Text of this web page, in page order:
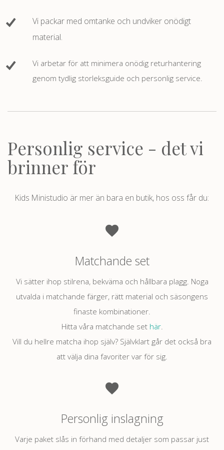
Vi packar med omtanke och undviker onödigt
material.
Vi arbetar för att minimera onödig returhantering
genom tydlig storleksguide och personlig service.
Personlig service - det vi
brinner för
Kids Ministudio är mer än bara en butik, hos oss får du:
Matchande set
Vi sätter ihop stilrena, bekväma och hållbara plagg. Noga
utvalda i matchande färger, rätt material och säsongens
finaste kombinationer.
Hitta våra matchande set här.
Vill du hellre matcha ihop själv? Självklart går det också bra
att välja dina favoriter var för sig.
Personlig inslagning
Varje paket slås in förhand med detaljer som passar just